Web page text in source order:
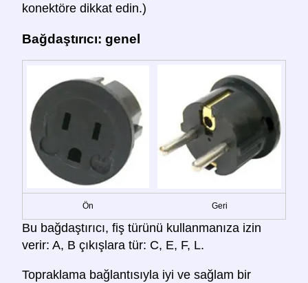
konektöre dikkat edin.)
Bağdaştırıcı: genel
Ön Geri
Bu bağdaştırıcı, fiş türünü kullanmanıza izin
verir: A, B çıkışlara tür: C, E, F, L.
Topraklama bağlantısıyla iyi ve sağlam bir